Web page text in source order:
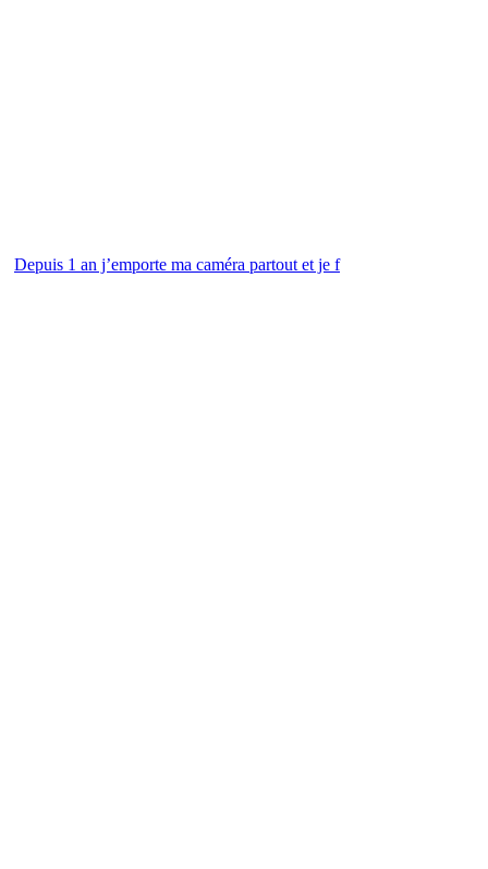
Depuis 1 an j’emporte ma caméra partout et je f